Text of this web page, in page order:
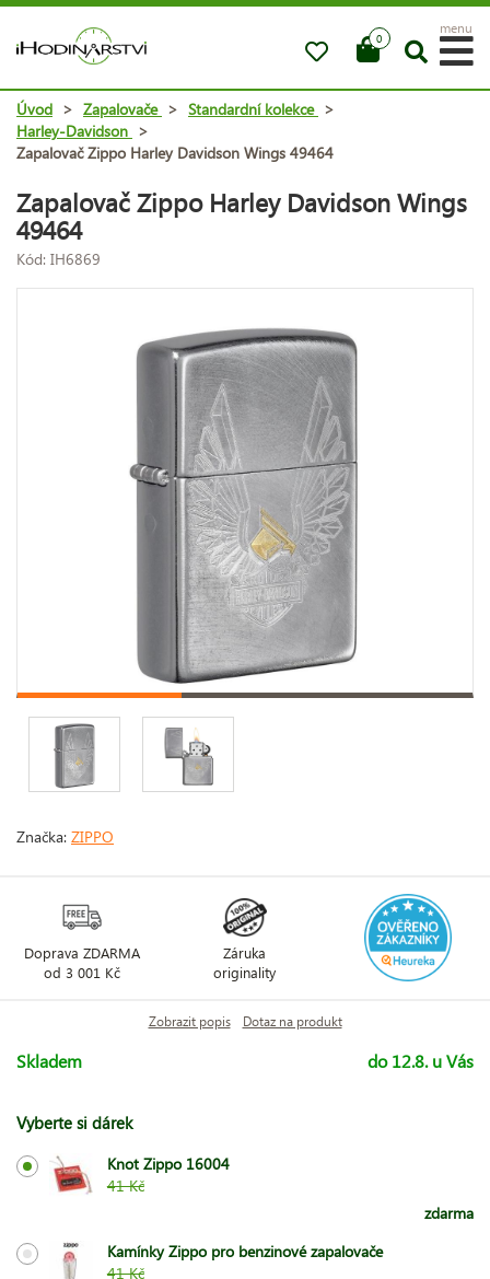
0
menu
Úvod > Zapalovače > Standardní kolekce >
Harley-Davidson >
Zapalovač Zippo Harley Davidson Wings 49464
Zapalovač Zippo Harley Davidson Wings
49464
Kód: IH6869
Značka: ZIPPO
Doprava ZDARMA
od 3 001 Kč
Záruka
originality
Zobrazit popis Dotaz na produkt
Skladem do 12.8. u Vás
Vyberte si dárek
Knot Zippo 16004
41 Kč
zdarma
Kamínky Zippo pro benzinové zapalovače
41 Kč